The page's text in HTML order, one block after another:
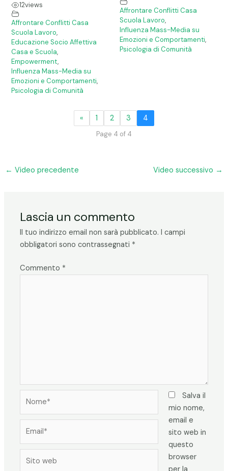
12views
Affrontare Conflitti Casa
Scuola Lavoro,
Educazione Socio Affettiva
Casa e Scuola,
Empowerment,
Influenza Mass-Media su
Emozioni e Comportamenti,
Psicologia di Comunità
Affrontare Conflitti Casa
Scuola Lavoro,
Influenza Mass-Media su
Emozioni e Comportamenti,
Psicologia di Comunità
« 1 2 3 4
Page 4 of 4
← Video precedente Video successivo →
Lascia un commento
Il tuo indirizzo email non sarà pubblicato. I campi
obbligatori sono contrassegnati *
Commento *
web
Salva il
mio nome,
email e
sito web in
questo
browser